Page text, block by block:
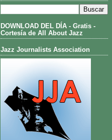
DOWNLOAD DEL DÍA - Gratis -
Cortesía de All About Jazz
Jazz Journalists Association